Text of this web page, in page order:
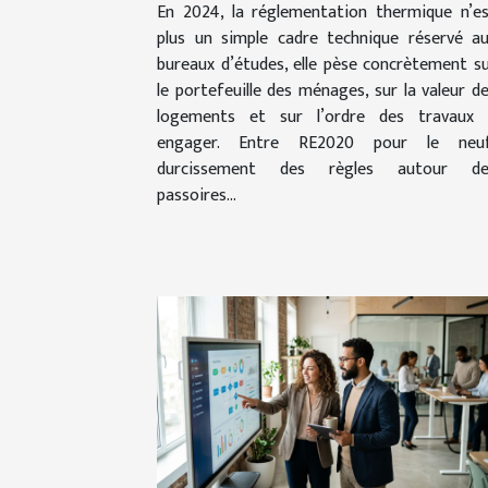
En 2024, la réglementation thermique
plus un simple cadre technique réservé
bureaux d’études, elle pèse concrètement
le portefeuille des ménages, sur la valeur
logements et sur l’ordre des travaux
engager. Entre RE2020 pour le
durcissement des règles autour
passoires...